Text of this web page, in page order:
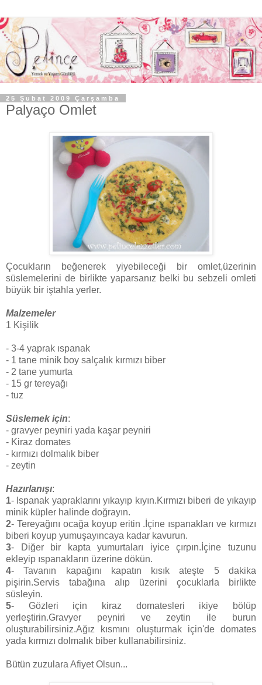
25 Şubat 2009 Çarşamba
Palyaço Omlet
Çocukların beğenerek yiyebileceği bir omlet,üzerinin
süslemelerini de birlikte yaparsanız belki bu sebzeli omleti
büyük bir iştahla yerler.
Malzemeler
1 Kişilik
- 3-4 yaprak ıspanak
- 1 tane minik boy salçalık kırmızı biber
- 2 tane yumurta
- 15 gr tereyağı
- tuz
Süslemek için:
- gravyer peyniri yada kaşar peyniri
- Kiraz domates
- kırmızı dolmalık biber
- zeytin
Hazırlanışı:
1- Ispanak yapraklarını yıkayıp kıyın.Kırmızı biberi de yıkayıp
minik küpler halinde doğrayın.
2- Tereyağını ocağa koyup eritin .İçine ıspanakları ve kırmızı
biberi koyup yumuşayıncaya kadar kavurun.
3- Diğer bir kapta yumurtaları iyice çırpın.İçine tuzunu
ekleyip ıspanakların üzerine dökün.
4- Tavanın kapağını kapatın kısık ateşte 5 dakika
pişirin.Servis tabağına alıp üzerini çocuklarla birlikte
süsleyin.
5- Gözleri için kiraz domatesleri ikiye bölüp
yerleştirin.Gravyer peyniri ve zeytin ile burun
oluşturabilirsiniz.Ağız kısmını oluşturmak için'de domates
yada kırmızı dolmalık biber kullanabilirsiniz.
Bütün zuzulara Afiyet Olsun...